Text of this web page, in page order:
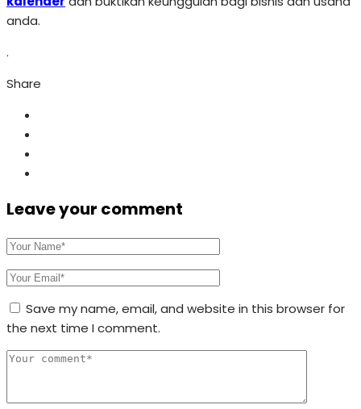
anda.
.
Share
Leave your comment
Save my name, email, and website in this browser for
the next time I comment.